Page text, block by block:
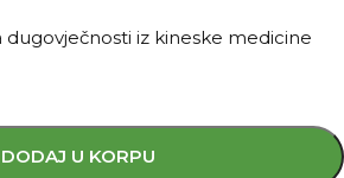
iz kineske medicine
DODAJ U KORPU